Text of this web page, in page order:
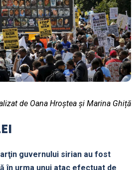
de Oana Hroștea și Marina Ghiță
guvernului sirian au fost
în urma unui atac efectuat de